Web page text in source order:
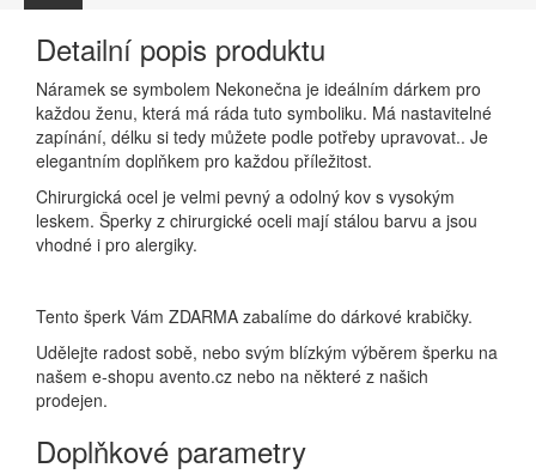
Detailní popis produktu
Náramek se symbolem Nekonečna je ideálním dárkem pro
každou ženu, která má ráda tuto symboliku. Má nastavitelné
zapínání, délku si tedy můžete podle potřeby upravovat.. Je
elegantním doplňkem pro každou příležitost.
Chirurgická ocel je velmi pevný a odolný kov s vysokým
leskem. Šperky z chirurgické oceli mají stálou barvu a jsou
vhodné i pro alergiky.
Tento šperk Vám ZDARMA zabalíme do dárkové krabičky.
Udělejte radost sobě, nebo svým blízkým výběrem šperku na
našem e-shopu avento.cz nebo na některé z našich
prodejen.
Doplňkové parametry